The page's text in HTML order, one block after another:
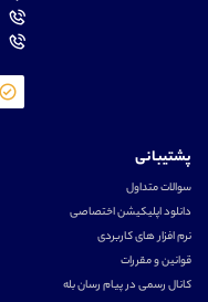
پشتیبانی
سوالات متداول
دانلود اپلیکیشن اختصاصی
نرم افزار های کاربردی
قوانین و مقررات
کانال رسمی در پیام رسان بله